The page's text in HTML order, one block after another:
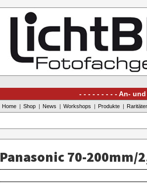
An- und
Home Shop News Workshops Produkte
Panasonic 70-200mm/